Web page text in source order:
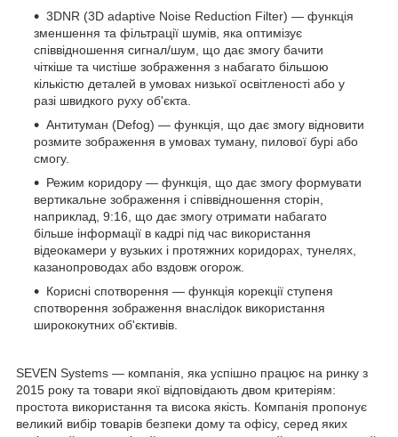
3DNR (3D adaptive Noise Reduction Filter) — функція
зменшення та фільтрації шумів, яка оптимізує
співвідношення сигнал/шум, що дає змогу бачити
чіткіше та чистіше зображення з набагато більшою
кількістю деталей в умовах низької освітленості або у
разі швидкого руху об'єкта.
Антитуман (Defog) — функція, що дає змогу відновити
розмите зображення в умовах туману, пилової бурі або
смогу.
Режим коридору — функція, що дає змогу формувати
вертикальне зображення і співвідношення сторін,
наприклад, 9:16, що дає змогу отримати набагато
більше інформації в кадрі під час використання
відеокамери у вузьких і протяжних коридорах, тунелях,
казанопроводах або вздовж огорож.
Корисні спотворення — функція корекції ступеня
спотворення зображення внаслідок використання
ширококутних об'єктивів.
SEVEN Systems — компанія, яка успішно працює на ринку з
2015 року та товари якої відповідають двом критеріям:
простота використання та висока якість. Компанія пропонує
великий вибір товарів безпеки дому та офісу, серед яких